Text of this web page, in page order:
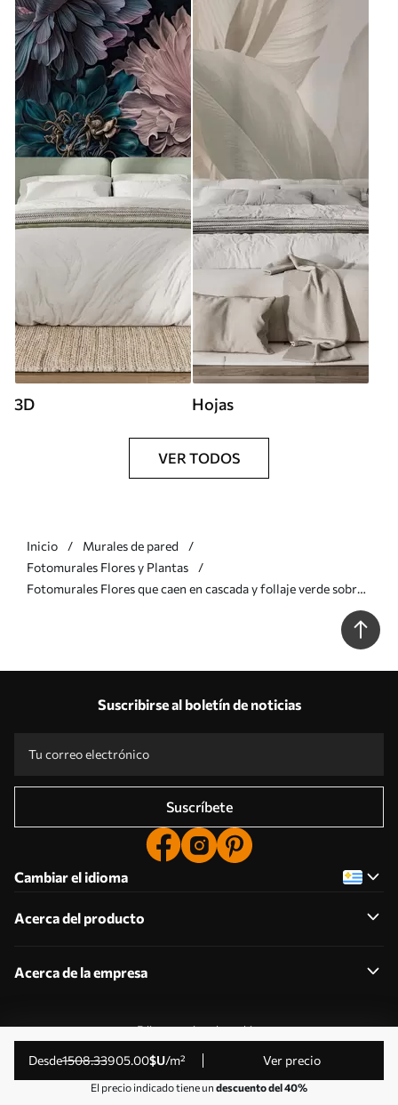
desde1508.33905.00$U/m² Ver precio
El precio indicado tiene un descuento del 40%
3D Hojas
VER TODOS
Inicio
Murales de pared
Fotomurales Flores y Plantas
Fotomurales Flores que caen en cascada y follaje verde sobre
Suscribirse al boletín de noticias
Suscríbete
Cambiar el idioma
Acerca del producto
Acerca de la empresa
Editar permisos de cookies
© 2011-2026 Uwalls . Todos los derechos reservados.
Gestionado por KLW Sp. z o.o. CIF: PL9223057591.